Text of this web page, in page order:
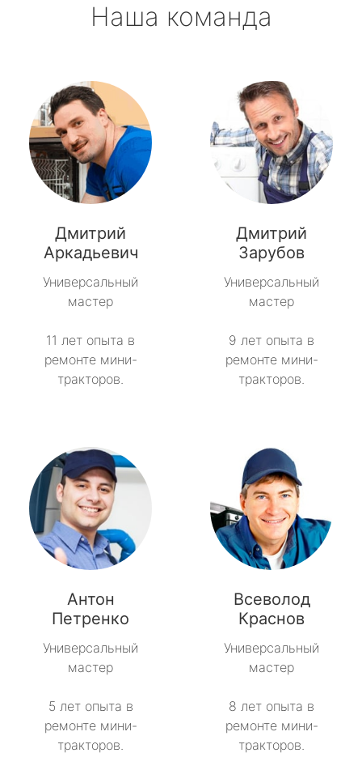
Наша команда
Дмитрий
Аркадьевич
Универсальный
мастер
11 лет опыта в
ремонте мини-
тракторов.
Дмитрий
Зарубов
Универсальный
мастер
9 лет опыта в
ремонте мини-
тракторов.
Антон
Петренко
Универсальный
мастер
5 лет опыта в
ремонте мини-
тракторов.
Всеволод
Краснов
Универсальный
мастер
8 лет опыта в
ремонте мини-
тракторов.